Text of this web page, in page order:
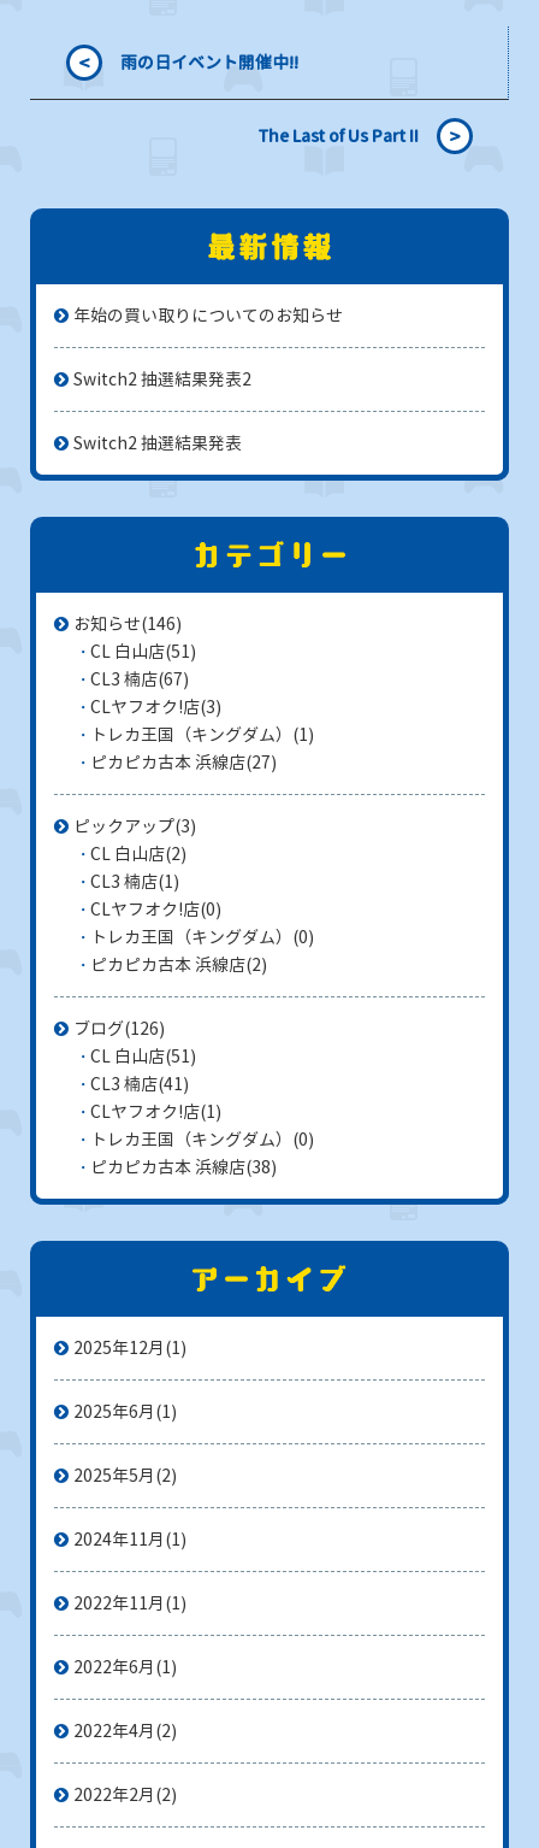
< 雨の日イベント開催中!!
The Last of Us Part II >
年始の買い取りについてのお知らせ
Switch2 抽選結果発表2
Switch2 抽選結果発表
お知らせ(146)
CL 白山店(51)
CL3 楠店(67)
CLヤフオク!店(3)
トレカ王国（キングダム） (1)
ピカピカ古本 浜線店(27)
ピックアップ(3)
CL 白山店(2)
CL3 楠店(1)
CLヤフオク!店(0)
トレカ王国（キングダム） (0)
ピカピカ古本 浜線店(2)
ブログ(126)
CL 白山店(51)
CL3 楠店(41)
CLヤフオク!店(1)
トレカ王国（キングダム） (0)
ピカピカ古本 浜線店(38)
2025年12月 (1)
2025年6月 (1)
2025年5月 (2)
2024年11月 (1)
2022年11月 (1)
2022年6月 (1)
2022年4月 (2)
2022年2月 (2)